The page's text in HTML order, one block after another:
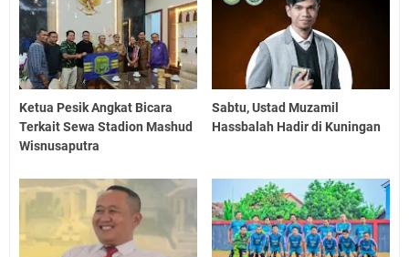
Ketua Pesik Angkat Bicara
Terkait Sewa Stadion Mashud
Wisnusaputra
Sabtu, Ustad Muzamil
Hassbalah Hadir di Kuningan